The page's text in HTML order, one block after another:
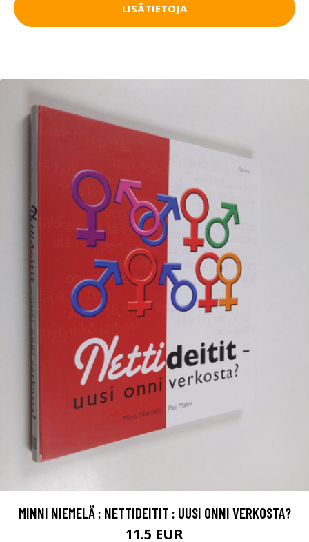
LISÄTIETOJA
MINNI NIEMELÄ : NETTIDEITIT : UUSI ONNI VERKOSTA?
11.5 EUR